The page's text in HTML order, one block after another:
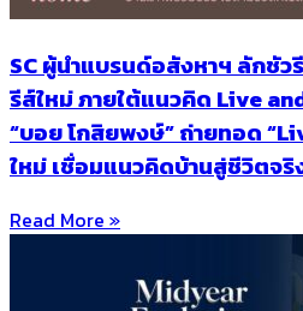
SC ผู้นำแบรนด์อสังหาฯ ลักชัว
รีส์ใหม่ ภายใต้แนวคิด Live
“บอย โกสิยพงษ์” ถ่ายทอด
ใหม่ เชื่อมแนวคิดบ้านสู่ชีวิตจ
Read More »